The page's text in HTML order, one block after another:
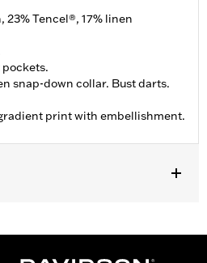
23% Tencel®, 17% linen
snap-down collar. Bust darts.
print with embellishment.
Front